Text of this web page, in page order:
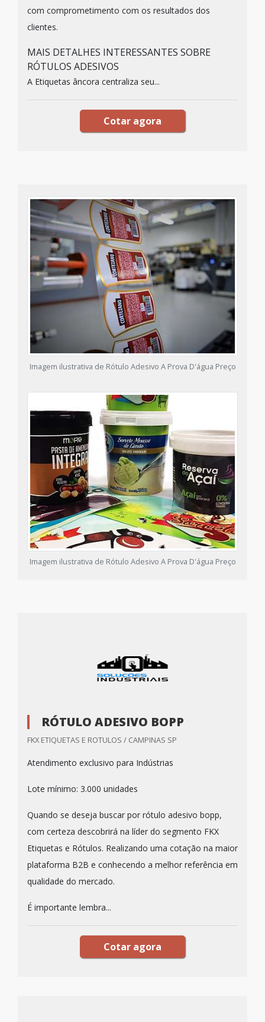
com comprometimento com os resultados dos
clientes.
MAIS DETALHES INTERESSANTES SOBRE
RÓTULOS ADESIVOS
A Etiquetas âncora centraliza seu...
Cotar agora
Imagem ilustrativa de Rótulo Adesivo A Prova D'água Preço
Imagem ilustrativa de Rótulo Adesivo A Prova D'água Preço
RÓTULO ADESIVO BOPP
FKX ETIQUETAS E ROTULOS / CAMPINAS SP
Atendimento exclusivo para Indústrias
Lote mínimo: 3.000 unidades
Quando se deseja buscar por rótulo adesivo bopp,
com certeza descobrirá na líder do segmento FKX
Etiquetas e Rótulos. Realizando uma cotação na maior
plataforma B2B e conhecendo a melhor referência em
qualidade do mercado.
É importante lembra...
Cotar agora